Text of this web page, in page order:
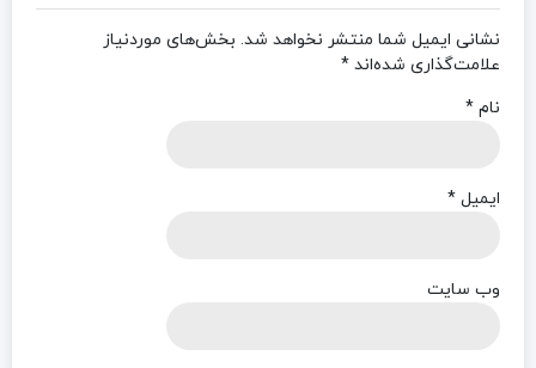
نشانی ایمیل شما منتشر نخواهد شد. بخش‌های موردنیاز
علامت‌گذاری شده‌اند *
نام *
ایمیل *
وب‌ سایت